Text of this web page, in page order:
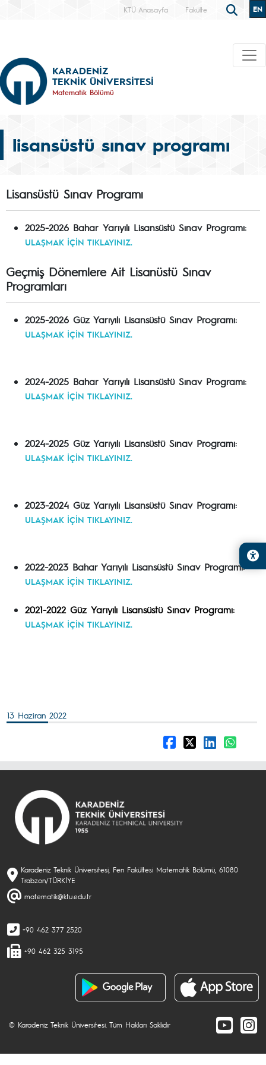
KTÜ Anasayfa Fakülte EN
KARADENİZ
TEKNİK ÜNİVERSİTESİ
Matematik Bölümü
lisansüstü sınav programı
Lisansüstü Sınav Programı
2025-2026 Bahar Yarıyılı Lisansüstü Sınav Programı:
ULAŞMAK İÇİN TIKLAYINIZ.
Geçmiş Dönemlere Ait Lisanüstü Sınav
Programları
2025-2026 Güz Yarıyılı Lisansüstü Sınav Programı:
ULAŞMAK İÇİN TIKLAYINIZ.
2024-2025 Bahar Yarıyılı Lisansüstü Sınav Programı:
ULAŞMAK İÇİN TIKLAYINIZ.
2024-2025 Güz Yarıyılı Lisansüstü Sınav Programı:
ULAŞMAK İÇİN TIKLAYINIZ.
2023-2024 Güz Yarıyılı Lisansüstü Sınav Programı:
ULAŞMAK İÇİN TIKLAYINIZ.
2022-2023 Bahar Yarıyılı Lisansüstü Sınav Programı:
ULAŞMAK İÇİN TIKLAYINIZ.
2021-2022 Güz Yarıyılı Lisansüstü Sınav Programı:
ULAŞMAK İÇİN TIKLAYINIZ.
13 Haziran 2022
Karadeniz Teknik Üniversitesi, Fen Fakültesi Matematik Bölümü, 61080
Trabzon/TÜRKİYE
matematik@ktu.edu.tr
+90 462 377 2520
+90 462 325 3195
© Karadeniz Teknik Üniversitesi. Tüm Hakları Saklıdır